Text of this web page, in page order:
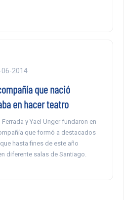
06-2014
que nació
en hacer teatro
y Yael Unger fundaron en
que formó a destacados
hasta fines de este año
diferente salas de Santiago.